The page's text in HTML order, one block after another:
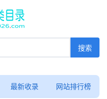
最新收录 网站排行榜